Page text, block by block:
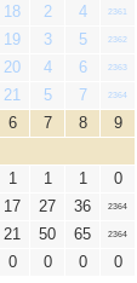
18 2 4 2361
19 3 5 2362
20 4 6 2363
21 5 7 2364
6 7 8
9
1 1 1
0
17 27 36 2364
21 50 65 2364
0 0 0 0